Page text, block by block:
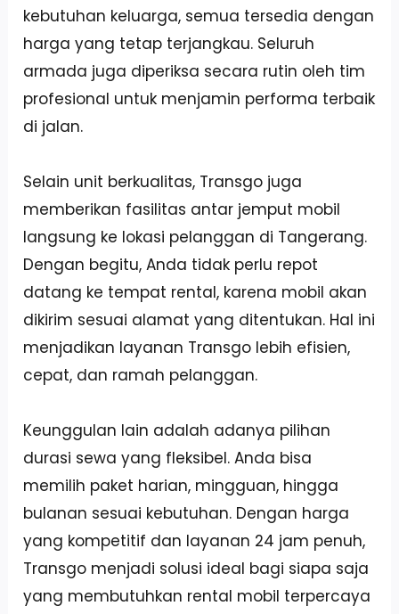
kebutuhan keluarga, semua tersedia dengan
harga yang tetap terjangkau. Seluruh
armada juga diperiksa secara rutin oleh tim
profesional untuk menjamin performa terbaik
di jalan.
Selain unit berkualitas, Transgo juga
memberikan fasilitas antar jemput mobil
langsung ke lokasi pelanggan di Tangerang.
Dengan begitu, Anda tidak perlu repot
datang ke tempat rental, karena mobil akan
dikirim sesuai alamat yang ditentukan. Hal ini
menjadikan layanan Transgo lebih efisien,
cepat, dan ramah pelanggan.
Keunggulan lain adalah adanya pilihan
durasi sewa yang fleksibel. Anda bisa
memilih paket harian, mingguan, hingga
bulanan sesuai kebutuhan. Dengan harga
yang kompetitif dan layanan 24 jam penuh,
Transgo menjadi solusi ideal bagi siapa saja
yang membutuhkan rental mobil terpercaya